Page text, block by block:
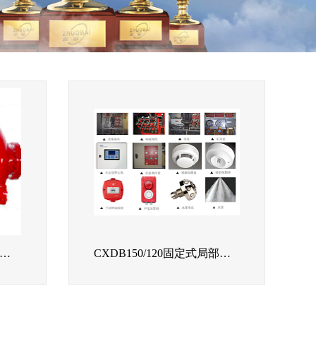
PHYM/PHP固定式甲板泡沫灭火系统 CXDB150/120固定式局部水基灭火系统